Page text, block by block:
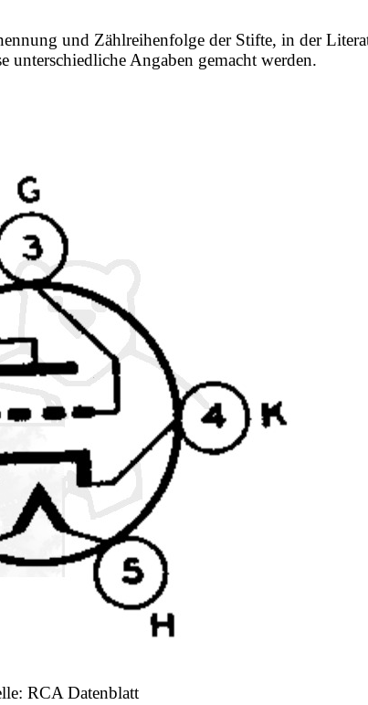
und Zählreihenfolge der Stifte, in der
unterschiedliche Angaben gemacht werden.
RCA Datenblatt